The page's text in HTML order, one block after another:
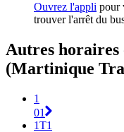
Ouvrez l'appli pour
trouver l'arrêt du
Autres horaires
(Martinique
1
01
1T1